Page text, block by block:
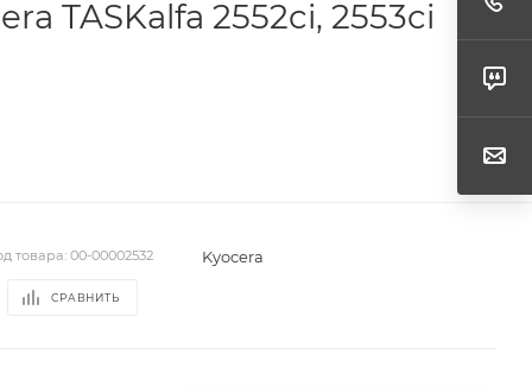
TASKalfa 2552ci, 2553ci
товара: 00-00002532 Kyocera
СРАВНИТЬ